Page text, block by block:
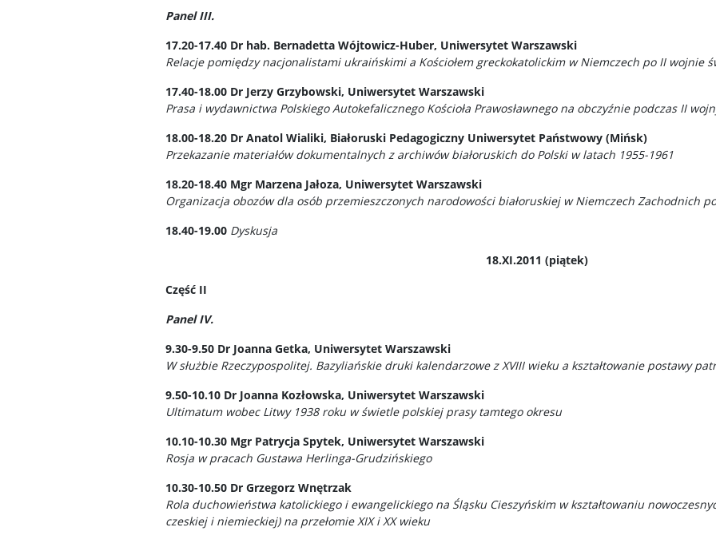
Panel III.
17.20-17.40 Dr hab. Bernadetta Wójtowicz-Huber, Uniwersytet Warszawski
Relacje pomiędzy nacjonalistami ukraińskimi a Kościołem greckokatolickim w Niemczech po II wojnie
17.40-18.00 Dr Jerzy Grzybowski, Uniwersytet Warszawski
Prasa i wydawnictwa Polskiego Autokefalicznego Kościoła Prawosławnego na obczyźnie podczas II
18.00-18.20 Dr Anatol Wialiki, Białoruski Pedagogiczny Uniwersytet Państwowy (Mińsk)
Przekazanie materiałów dokumentalnych z archiwów białoruskich do Polski w latach 1955-1961
18.20-18.40 Mgr Marzena Jałoza, Uniwersytet Warszawski
Organizacja obozów dla osób przemieszczonych narodowości białoruskiej w Niemczech Zachodnich
18.40-19.00 Dyskusja
18.XI.2011 (piątek)
Część II
Panel IV.
9.30-9.50 Dr Joanna Getka, Uniwersytet Warszawski
W służbie Rzeczypospolitej. Bazyliańskie druki kalendarzowe z XVIII wieku a kształtowanie postawy
9.50-10.10 Dr Joanna Kozłowska, Uniwersytet Warszawski
Ultimatum wobec Litwy 1938 roku w świetle polskiej prasy tamtego okresu
10.10-10.30 Mgr Patrycja Spytek, Uniwersytet Warszawski
Rosja w pracach Gustawa Herlinga-Grudzińskiego
10.30-10.50 Dr Grzegorz Wnętrzak
Rola duchowieństwa katolickiego i ewangelickiego na Śląsku Cieszyńskim w kształtowaniu
czeskiej i niemieckiej) na przełomie XIX i XX wieku